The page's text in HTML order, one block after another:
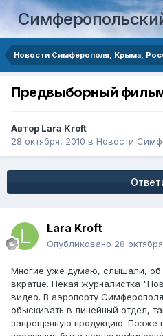
Новости Симферополя, Крыма,
Предвыборный
Автор Lara Kroft
28 октября, 2010 в Новости
Lara Kroft
Опубликовано 28
Многие уже думаю, слышали, об
вкратце. Некая журналистка
видео. В аэропорту
обыскивать в линейный отдел,
запрещенную продукцию. Позже